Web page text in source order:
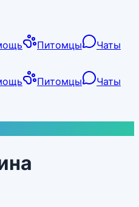
Питомцы
Чаты
Питомцы
Чаты